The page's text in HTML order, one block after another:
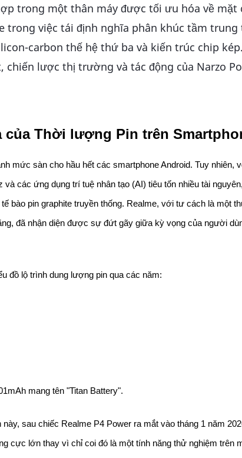
trong một thân máy được tối ưu hóa về mặt
trong việc tái định nghĩa phân khúc tầm trung
carbon thế hệ thứ ba và kiến trúc chip
lược thị trường và tác động của Narzo
của Thời lượng Pin trên
mức sàn cho hầu hết các smartphone Android. Tuy nhiên,
các ứng dụng trí tuệ nhân tạo (AI) tiêu tốn nhiều tài
bào pin graphite truyền thống. Realme, với tư cách là một
đã nhận diện được sự đứt gãy giữa kỳ vọng của người
đồ lộ trình dung lượng pin qua các năm:
mang tên "Titan Battery".
sau chiếc Realme P4 Power ra mắt vào tháng 1 năm
cực lớn thay vì chỉ coi đó là một tính năng thử nghiệm trên